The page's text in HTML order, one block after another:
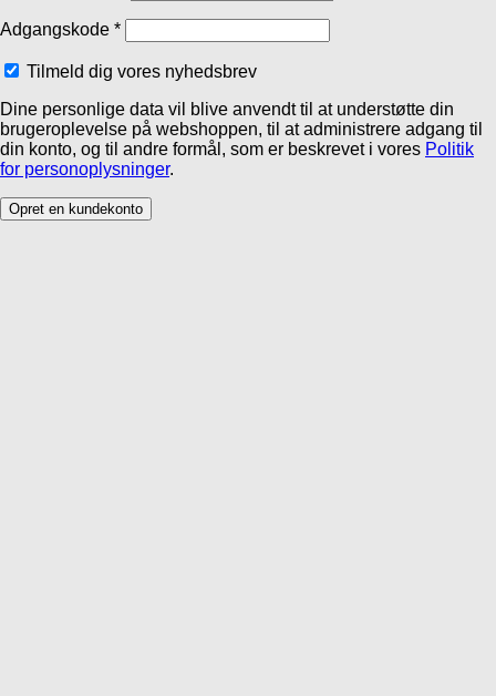
Adgangskode *
Tilmeld dig vores nyhedsbrev
Dine personlige data vil blive anvendt til at understøtte din
brugeroplevelse på webshoppen, til at administrere adgang til
din konto, og til andre formål, som er beskrevet i vores Politik
for personoplysninger.
Opret en kundekonto